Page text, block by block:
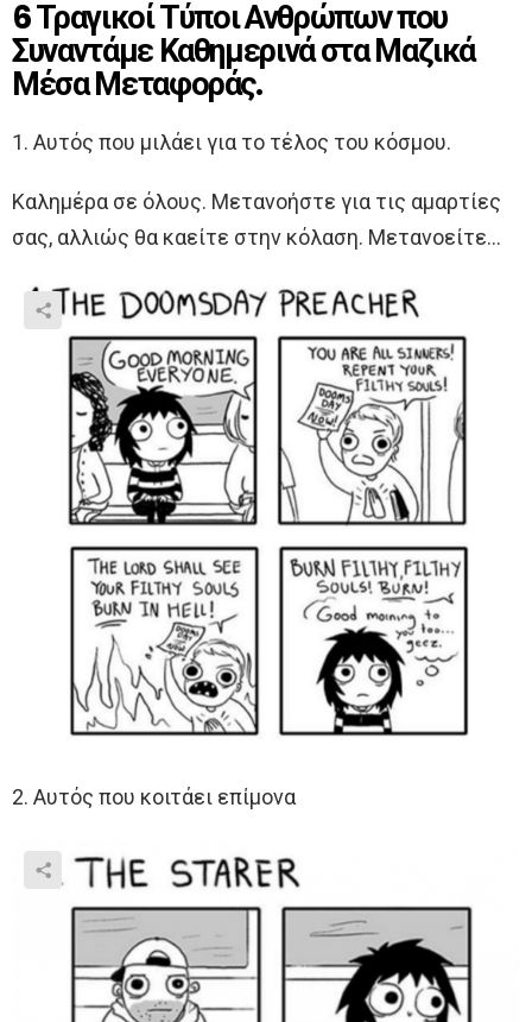
6 Τραγικοί Τύποι Ανθρώπων που
Συναντάμε Καθημερινά στα Μαζικά
Μέσα Μεταφοράς.
1. Αυτός που μιλάει για το τέλος του κόσμου.
Καλημέρα σε όλους. Μετανοήστε για τις αμαρτίες
σας, αλλιώς θα καείτε στην κόλαση. Μετανοείτε…
2. Αυτός που κοιτάει επίμονα